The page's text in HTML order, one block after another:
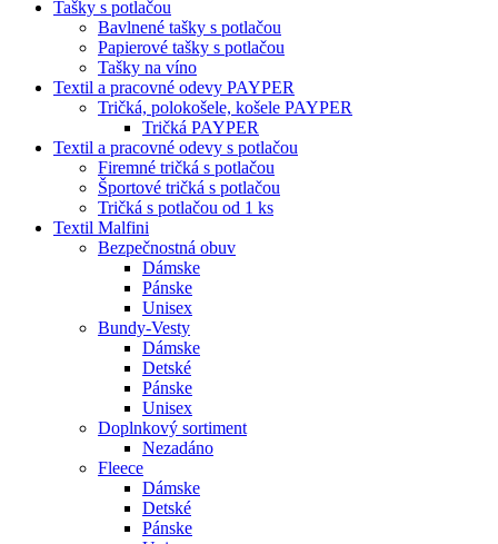
Tašky s potlačou
Bavlnené tašky s potlačou
Papierové tašky s potlačou
Tašky na víno
Textil a pracovné odevy PAYPER
Tričká, polokošele, košele PAYPER
Tričká PAYPER
Textil a pracovné odevy s potlačou
Firemné tričká s potlačou
Športové tričká s potlačou
Tričká s potlačou od 1 ks
Textil Malfini
Bezpečnostná obuv
Dámske
Pánske
Unisex
Bundy-Vesty
Dámske
Detské
Pánske
Unisex
Doplnkový sortiment
Nezadáno
Fleece
Dámske
Detské
Pánske